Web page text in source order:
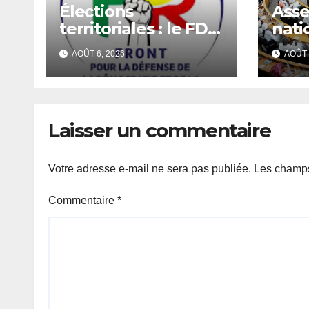
Élections
territoriales : le FDR
réclame un
calendrier électoral
et redoute un
AOÛT 6, 2026 AOÛT
Laisser un commentaire
Votre adresse e-mail ne sera pas publiée. Les
Commentaire *